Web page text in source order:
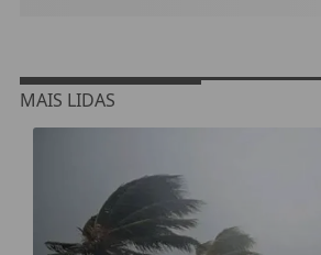
MAIS LIDAS